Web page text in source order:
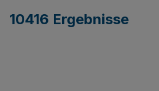
10416 Ergebnisse